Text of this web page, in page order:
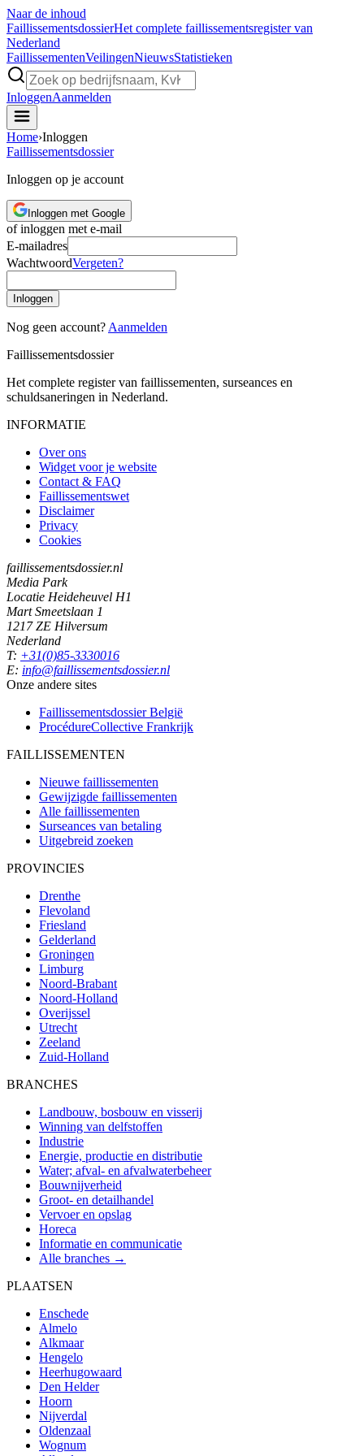
Naar de inhoud
FaillissementsdossierHet complete faillissementsregister van
Nederland
FaillissementenVeilingenNieuwsStatistieken
InloggenAanmelden
Home›Inloggen
Faillissementsdossier
Inloggen op je account
Inloggen met Google
of inloggen met e-mail
E-mailadres
WachtwoordVergeten?
Inloggen
Nog geen account? Aanmelden
Faillissementsdossier
Het complete register van faillissementen, surseances en
schuldsaneringen in Nederland.
INFORMATIE
Over ons
Widget voor je website
Contact & FAQ
Faillissementswet
Disclaimer
Privacy
Cookies
faillissementsdossier.nl
Media Park
Locatie Heideheuvel H1
Mart Smeetslaan 1
1217 ZE Hilversum
Nederland
T: +31(0)85-3330016
E: info@faillissementsdossier.nl
Onze andere sites
Faillissementsdossier België
ProcédureCollective Frankrijk
FAILLISSEMENTEN
Nieuwe faillissementen
Gewijzigde faillissementen
Alle faillissementen
Surseances van betaling
Uitgebreid zoeken
PROVINCIES
Drenthe
Flevoland
Friesland
Gelderland
Groningen
Limburg
Noord-Brabant
Noord-Holland
Overijssel
Utrecht
Zeeland
Zuid-Holland
BRANCHES
Landbouw, bosbouw en visserij
Winning van delfstoffen
Industrie
Energie, productie en distributie
Water; afval- en afvalwaterbeheer
Bouwnijverheid
Groot- en detailhandel
Vervoer en opslag
Horeca
Informatie en communicatie
Alle branches →
PLAATSEN
Enschede
Almelo
Alkmaar
Hengelo
Heerhugowaard
Den Helder
Hoorn
Nijverdal
Oldenzaal
Wognum